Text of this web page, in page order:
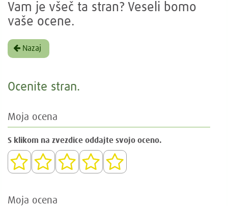
Vam je všeč ta stran? Veseli bomo
vaše ocene.
Nazaj
Ocenite stran.
Moja ocena
S klikom na zvezdice oddajte svojo oceno.
Moja ocena